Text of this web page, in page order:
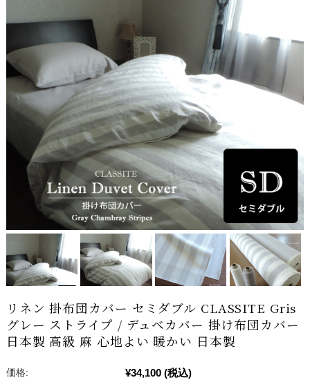
リネン 掛布団カバー セミダブル CLASSITE Gris
グレー ストライプ / デュベカバー 掛け布団カバー
日本製 高級 麻 心地よい 暖かい 日本製
価格: ¥34,100 (税込)